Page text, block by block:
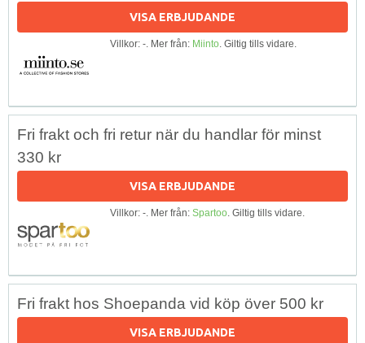
VISA ERBJUDANDE
Villkor: -. Mer från: Miinto. Giltig tills vidare.
Fri frakt och fri retur när du handlar för minst
330 kr
VISA ERBJUDANDE
Villkor: -. Mer från: Spartoo. Giltig tills vidare.
Fri frakt hos Shoepanda vid köp över 500 kr
VISA ERBJUDANDE